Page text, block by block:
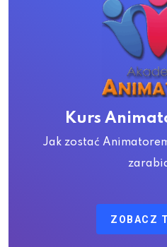
Kurs
Jak zostać
ZOBACZ